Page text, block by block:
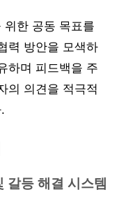
위한 공동 목표를
력 방안을 모색하
하며 피드백을 주
의 의견을 적극적
갈등 해결 시스템